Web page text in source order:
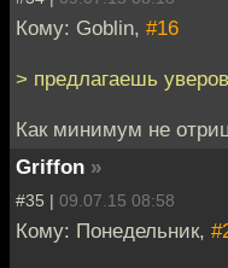
Кому: Goblin, #16
> предлагаешь
Как минимум не
Griffon »
#35 | 09.07.15 08:58
Кому: Понедельник,